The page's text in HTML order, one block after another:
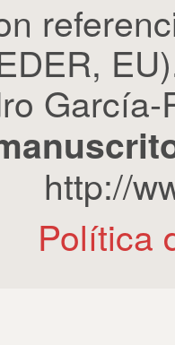
http://
Política